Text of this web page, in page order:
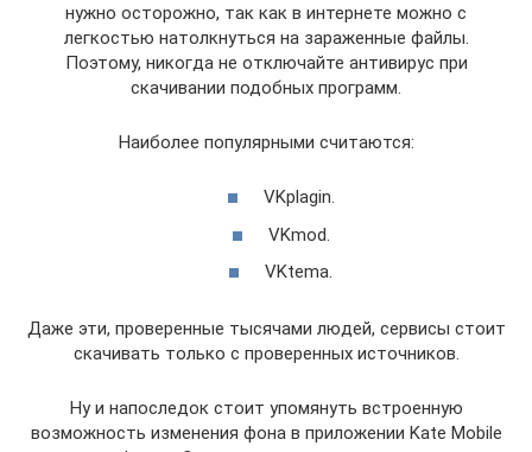
нужно осторожно, так как в интернете можно с
легкостью натолкнуться на зараженные файлы.
Поэтому, никогда не отключайте антивирус при
скачивании подобных программ.
Наиболее популярными считаются:
VKplagin.
VKmod.
VKtema.
Даже эти, проверенные тысячами людей, сервисы стоит
скачивать только с проверенных источников.
Ну и напоследок стоит упомянуть встроенную
возможность изменения фона в приложении Kate Mobile